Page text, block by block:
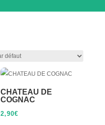
CHATEAU DE
COGNAC
2,90€